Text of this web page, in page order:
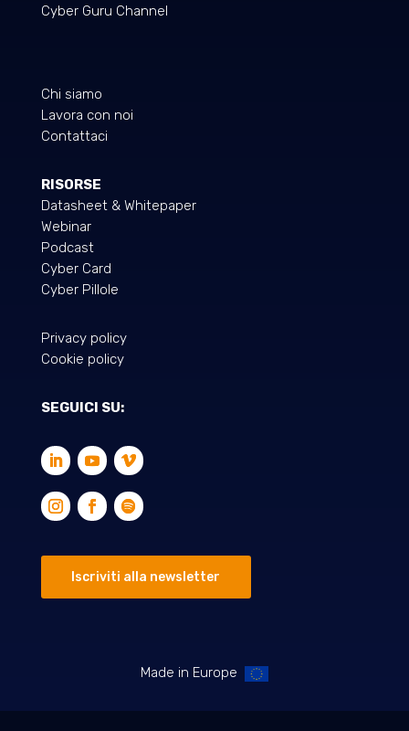
Cyber Guru Channel
Chi siamo
Lavora con noi
Contattaci
RISORSE
Datasheet & Whitepaper
Webinar
Podcast
Cyber Card
Cyber Pillole
Privacy policy
Cookie policy
SEGUICI SU:
Iscriviti alla newsletter
Made in Europe